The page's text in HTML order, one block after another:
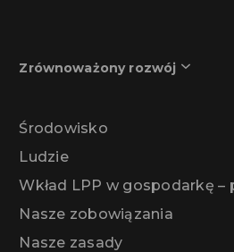
Zrównoważony rozwój
Środowisko
Ludzie
Wkład LPP w gospodarkę –
Nasze zobowiązania
Nasze zasady